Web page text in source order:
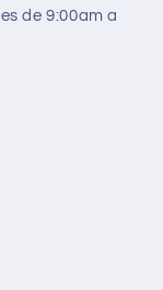
de 9:00am a